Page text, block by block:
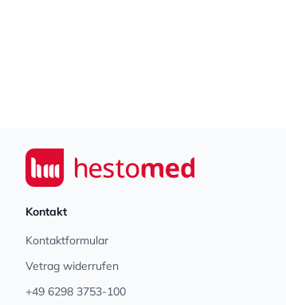
Seiwert GmbH
Kontakt
Kontaktformular
Vetrag widerrufen
+49 6298 3753-100